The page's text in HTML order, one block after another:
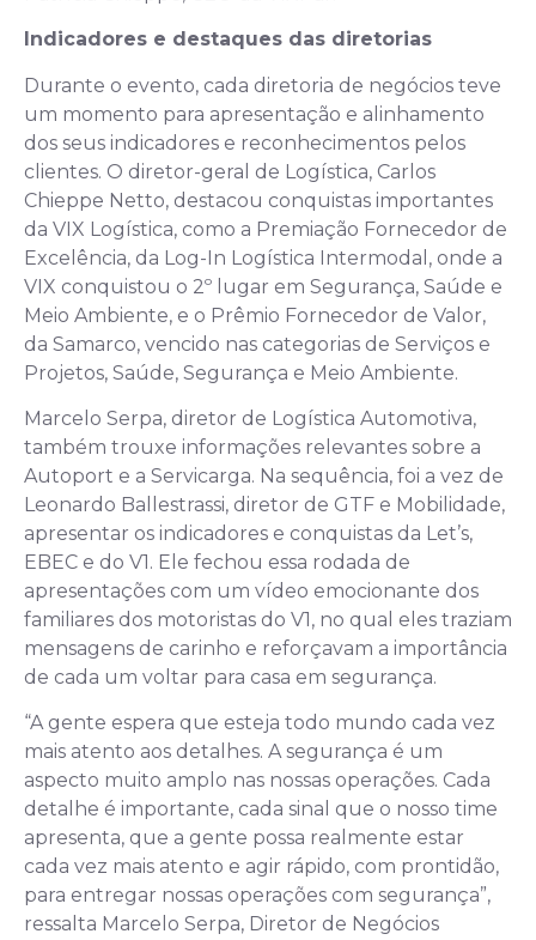
Indicadores e destaques das diretorias
Durante o evento, cada diretoria de negócios teve
um momento para apresentação e alinhamento
dos seus indicadores e reconhecimentos pelos
clientes. O diretor-geral de Logística, Carlos
Chieppe Netto, destacou conquistas importantes
da VIX Logística, como a Premiação Fornecedor de
Excelência, da Log-In Logística Intermodal, onde a
VIX conquistou o 2º lugar em Segurança, Saúde e
Meio Ambiente, e o Prêmio Fornecedor de Valor,
da Samarco, vencido nas categorias de Serviços e
Projetos, Saúde, Segurança e Meio Ambiente.
Marcelo Serpa, diretor de Logística Automotiva,
também trouxe informações relevantes sobre a
Autoport e a Servicarga. Na sequência, foi a vez de
Leonardo Ballestrassi, diretor de GTF e Mobilidade,
apresentar os indicadores e conquistas da Let’s,
EBEC e do V1. Ele fechou essa rodada de
apresentações com um vídeo emocionante dos
familiares dos motoristas do V1, no qual eles traziam
mensagens de carinho e reforçavam a importância
de cada um voltar para casa em segurança.
“A gente espera que esteja todo mundo cada vez
mais atento aos detalhes. A segurança é um
aspecto muito amplo nas nossas operações. Cada
detalhe é importante, cada sinal que o nosso time
apresenta, que a gente possa realmente estar
cada vez mais atento e agir rápido, com prontidão,
para entregar nossas operações com segurança”,
ressalta Marcelo Serpa, Diretor de Negócios